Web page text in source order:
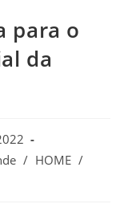
para o
da
/ HOME /